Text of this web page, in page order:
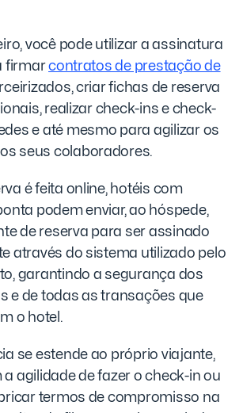
você pode utilizar a assinatura
firmarcontratos de prestação de
criar fichas de reserva
realizar check-ins e check-
e até mesmo para agilizar os
seus colaboradores.
é feita online, hotéis com
podem enviar, ao hóspede,
de reserva para ser assinado
através do sistema utilizado pelo
garantindo a segurança dos
e de todas as transações que
o hotel.
se estende ao próprio viajante,
agilidade de fazer o check-in ou
termos de compromisso na